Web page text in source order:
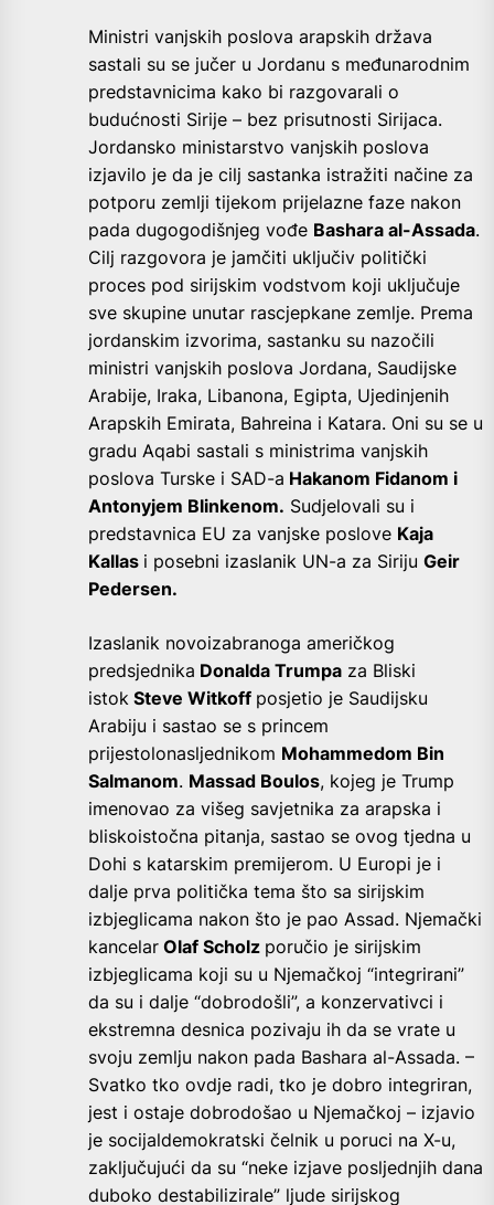
Ministri vanjskih poslova arapskih država
sastali su se jučer u Jordanu s međunarodnim
predstavnicima kako bi razgovarali o
budućnosti Sirije – bez prisutnosti Sirijaca.
Jordansko ministarstvo vanjskih poslova
izjavilo je da je cilj sastanka istražiti načine za
potporu zemlji tijekom prijelazne faze nakon
pada dugogodišnjeg vođe Bashara al-Assada.
Cilj razgovora je jamčiti uključiv politički
proces pod sirijskim vodstvom koji uključuje
sve skupine unutar rascjepkane zemlje. Prema
jordanskim izvorima, sastanku su nazočili
ministri vanjskih poslova Jordana, Saudijske
Arabije, Iraka, Libanona, Egipta, Ujedinjenih
Arapskih Emirata, Bahreina i Katara. Oni su se u
gradu Aqabi sastali s ministrima vanjskih
poslova Turske i SAD-a Hakanom Fidanom i
Antonyjem Blinkenom. Sudjelovali su i
predstavnica EU za vanjske poslove Kaja
Kallas i posebni izaslanik UN-a za Siriju Geir
Pedersen.
Izaslanik novoizabranoga američkog
predsjednika Donalda Trumpa za Bliski
istok Steve Witkoff posjetio je Saudijsku
Arabiju i sastao se s princem
prijestolonasljednikom Mohammedom Bin
Salmanom. Massad Boulos, kojeg je Trump
imenovao za višeg savjetnika za arapska i
bliskoistočna pitanja, sastao se ovog tjedna u
Dohi s katarskim premijerom. U Europi je i
dalje prva politička tema što sa sirijskim
izbjeglicama nakon što je pao Assad. Njemački
kancelar Olaf Scholz poručio je sirijskim
izbjeglicama koji su u Njemačkoj “integrirani”
da su i dalje “dobrodošli”, a konzervativci i
ekstremna desnica pozivaju ih da se vrate u
svoju zemlju nakon pada Bashara al-Assada. –
Svatko tko ovdje radi, tko je dobro integriran,
jest i ostaje dobrodošao u Njemačkoj – izjavio
je socijaldemokratski čelnik u poruci na X-u,
zaključujući da su “neke izjave posljednjih dana
duboko destabilizirale” ljude sirijskog